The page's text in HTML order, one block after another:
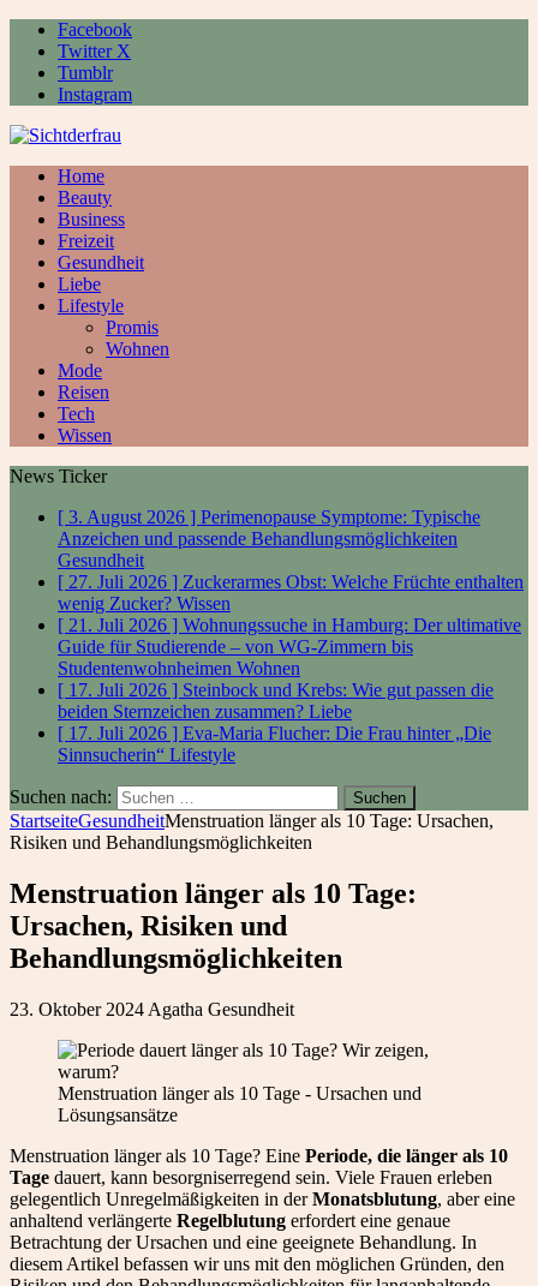
Facebook
Twitter X
Tumblr
Instagram
Home
Beauty
Business
Freizeit
Gesundheit
Liebe
Lifestyle
Promis
Wohnen
Mode
Reisen
Tech
Wissen
News Ticker
[ 3. August 2026 ] Perimenopause Symptome: Typische
Anzeichen und passende Behandlungsmöglichkeiten
Gesundheit
[ 27. Juli 2026 ] Zuckerarmes Obst: Welche Früchte enthalten
wenig Zucker? Wissen
[ 21. Juli 2026 ] Wohnungssuche in Hamburg: Der ultimative
Guide für Studierende – von WG-Zimmern bis
Studentenwohnheimen Wohnen
[ 17. Juli 2026 ] Steinbock und Krebs: Wie gut passen die
beiden Sternzeichen zusammen? Liebe
[ 17. Juli 2026 ] Eva-Maria Flucher: Die Frau hinter „Die
Sinnsucherin“ Lifestyle
Suchen nach:
StartseiteGesundheitMenstruation länger als 10 Tage: Ursachen,
Risiken und Behandlungsmöglichkeiten
Menstruation länger als 10 Tage:
Ursachen, Risiken und
Behandlungsmöglichkeiten
23. Oktober 2024 Agatha Gesundheit
Menstruation länger als 10 Tage - Ursachen und
Lösungsansätze
Menstruation länger als 10 Tage? Eine Periode, die länger als 10
Tage dauert, kann besorgniserregend sein. Viele Frauen erleben
gelegentlich Unregelmäßigkeiten in derMonatsblutung, aber eine
anhaltend verlängerte Regelblutung erfordert eine genaue
Betrachtung der Ursachen und eine geeignete Behandlung. In
diesem Artikel befassen wir uns mit den möglichen Gründen, den